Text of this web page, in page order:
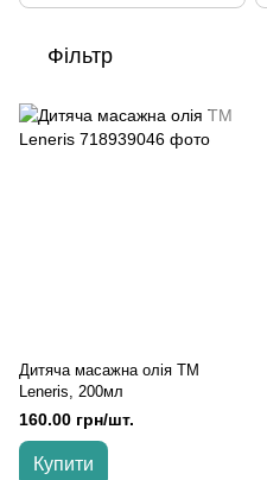
Фільтр
Дитяча масажна олія TM
Leneris, 200мл
160.00 грн/шт.
Купити